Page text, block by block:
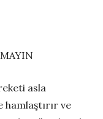
asla
hamlaştırır ve